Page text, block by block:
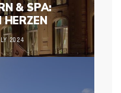
& SPA:
HERZEN
2024